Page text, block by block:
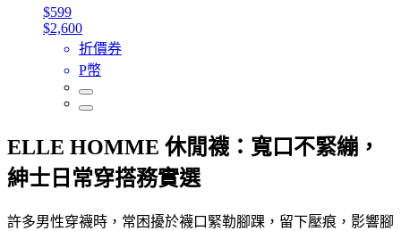
$599
$2,600
折價券
P幣
ELLE HOMME 休閒襪：寬口不緊繃，
紳士日常穿搭務實選
許多男性穿襪時，常困擾於襪口緊勒腳踝，留下壓痕，影響腳